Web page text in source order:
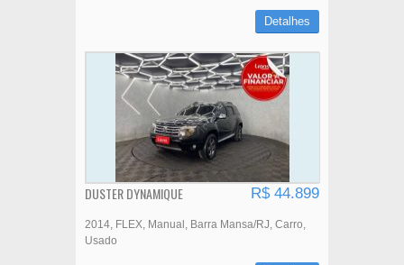
Detalhes
DUSTER DYNAMIQUE R$ 44.899
2014 FLEX Manual Barra Mansa/RJ Carro
Usado